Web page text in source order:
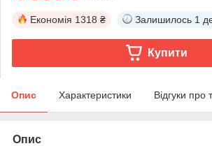
Економія 1318 ₴ Залишилось 1
Купити
Опис Характеристики Відгуки про
Опис